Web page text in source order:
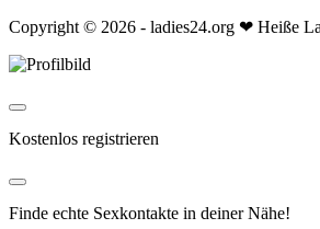
Copyright © 2026 - ladies24.org ❤ Heiße
Kostenlos registrieren
Finde echte Sexkontakte in deiner Nähe!